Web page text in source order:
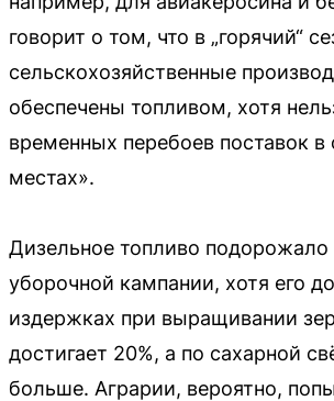
говорит о том, что в „горячий“
сельскохозяйственные
обеспечены топливом, хотя
временных перебоев поставок в
местах».
Дизельное топливо
уборочной кампании, хотя его
издержках при выращивании
достигает 20%, а по сахарной
больше. Аграрии, вероятно,